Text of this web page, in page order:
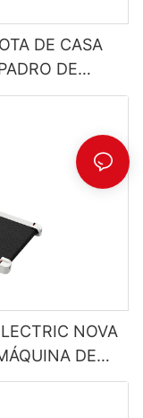
DE CASA
DE
NOVA
DE
DE